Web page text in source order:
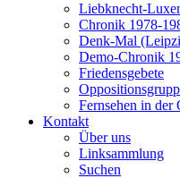
Liebknecht-
Chronik 1978-
Denk-Mal
Demo-Chronik
Friedensgebete
Fernsehen in der
Kontakt
Über uns
Linksammlung
Suchen